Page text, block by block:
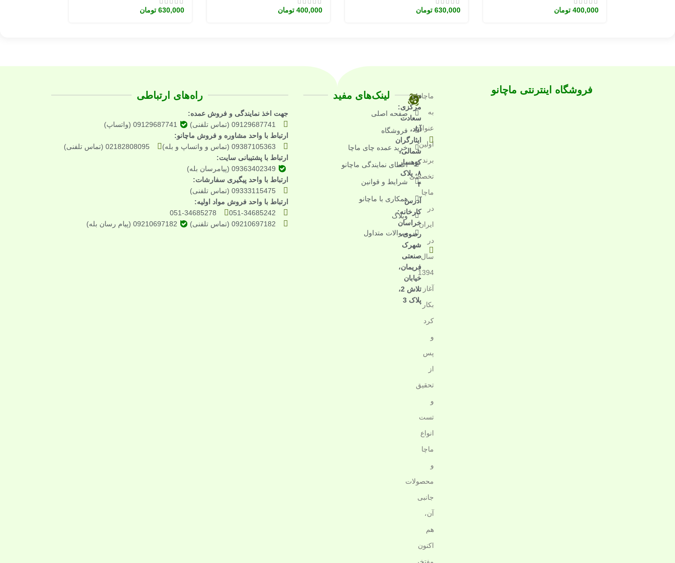
400,000 تومان 630,000 تومان 400,000 تومان 630,000 تومان
فروشگاه اینترنتی ماچانو
ماچانو
به
عنوان
اولین
برند
تخصصی
ماچا
در
ایران
در
سال
1394
آغاز
بکار
کرد
و
پس
از
تحقیق
و
تست
انواع
ماچا
و
محصولات
جانبی
آن،
هم
اکنون
دفتر
مرکزی:
سعادت
آباد،
ایثارگران
شمالی،
کوهسار
۸، پلاک
۴
آدرس
کارخانه:
خراسان
رضوی،
شهرک
صنعتی
فریمان،
خیابان
تلاش 2،
پلاک 3
لینک‌های مفید
صفحه اصلی
فروشگاه
خرید عمده چای ماچا
اعطای نمایندگی ماچانو
شرایط و قوانین
همکاری با ماچانو
وبلاگ
سوالات متداول
راه‌های ارتباطی
جهت اخذ نمایندگی و فروش عمده:
09129687741 (تماس تلفنی)
09129687741 (واتساپ)
ارتباط با واحد مشاوره و فروش ماچانو:
09387105363 (تماس و واتساپ و بله)
02182808095 (تماس تلفنی)
ارتباط با پشتیبانی سایت:
09363402349 (پیامرسان بله)
ارتباط با واحد پیگیری سفارشات:
09333115475 (تماس تلفنی)
ارتباط با واحد فروش مواد اولیه:
051-34685242
051-34685278
09210697182 (تماس تلفنی)
09210697182 (پیام رسان بله)